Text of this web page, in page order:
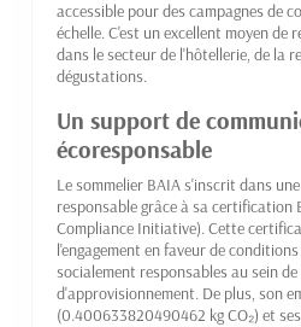
accessible pour des campagnes de
échelle. C'est un excellent moyen de
dans le secteur de l'hôtellerie, de la
dégustations.
Un support de
écoresponsable
Le sommelier BAIA s'inscrit dans
responsable grâce à sa certification
Compliance Initiative). Cette
l'engagement en faveur de
socialement responsables au sein
d'approvisionnement. De plus, son
(0.400633820490462 kg CO₂) et